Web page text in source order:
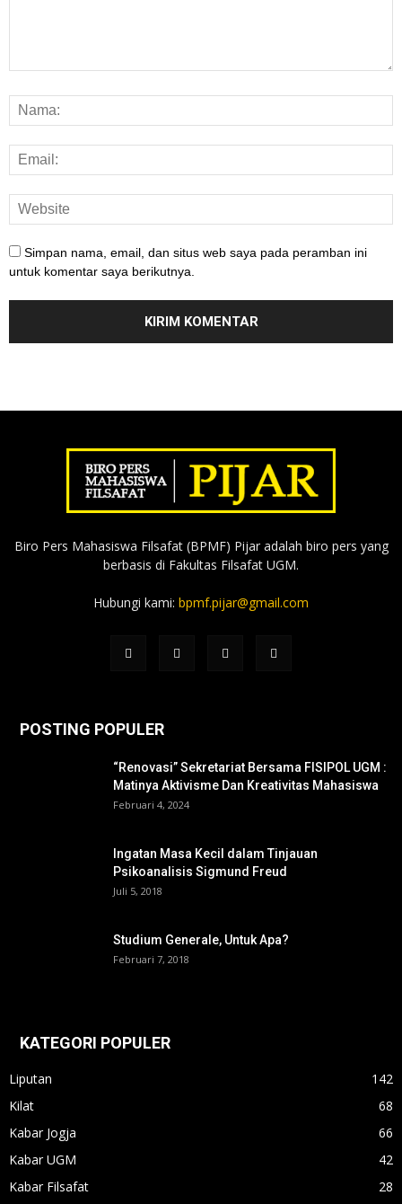
Simpan nama, email, dan situs web saya pada peramban ini
untuk komentar saya berikutnya.
Biro Pers Mahasiswa Filsafat (BPMF) Pijar adalah biro pers yang
berbasis di Fakultas Filsafat UGM.
Hubungi kami: bpmf.pijar@gmail.com
POSTING POPULER
“Renovasi” Sekretariat Bersama FISIPOL UGM :
Matinya Aktivisme Dan Kreativitas Mahasiswa
Februari 4, 2024
Ingatan Masa Kecil dalam Tinjauan
Psikoanalisis Sigmund Freud
Juli 5, 2018
Studium Generale, Untuk Apa?
Februari 7, 2018
KATEGORI POPULER
Liputan
142
Kilat
68
Kabar Jogja
66
Kabar UGM
42
Kabar Filsafat
28